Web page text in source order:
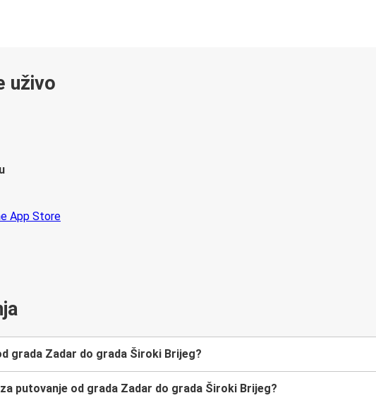
uživo
grada Zadar do grada Široki Brijeg?
putovanje od grada Zadar do grada Široki Brijeg?